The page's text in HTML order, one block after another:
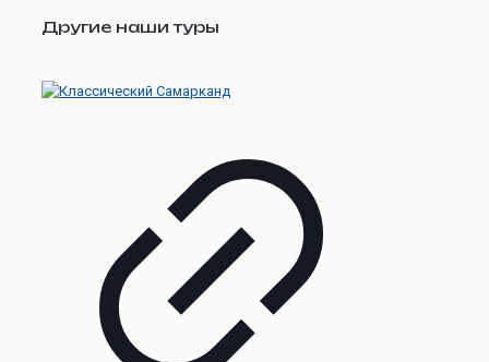
Другие наши туры